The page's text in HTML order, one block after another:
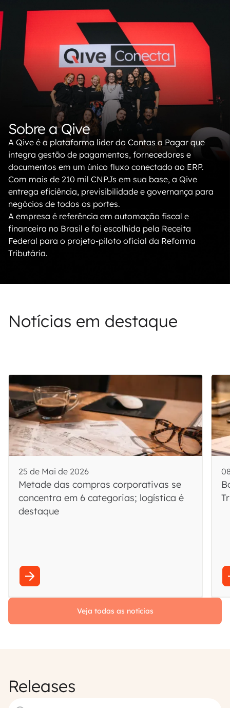
Sobre a Qive
A Qive é a plataforma líder do Contas a Pagar que
integra gestão de pagamentos, fornecedores e
documentos em um único fluxo conectado ao ERP.
Com mais de 210 mil CNPJs em sua base, a Qive
entrega eficiência, previsibilidade e governança para
negócios de todos os portes.
A empresa é referência em automação fiscal e
financeira no Brasil e foi escolhida pela Receita
Federal para o projeto-piloto oficial da Reforma
Tributária.
Notícias em destaque
25 de Mai de 2026
Metade das compras corporativas se
concentra em 6 categorias; logística é
destaque
Veja todas as notícias
Releases